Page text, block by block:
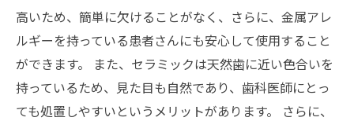
高いため、簡単に欠けることがなく、さらに、金属アレ
ルギーを持っている患者さんにも安心して使用すること
ができます。 また、セラミックは天然歯に近い色合いを
持っているため、見た目も自然であり、歯科医師にとっ
ても処置しやすいというメリットがあります。 さらに、